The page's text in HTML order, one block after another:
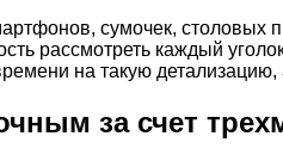
сумочек, столовых
рассмотреть каждый
на такую
за счет